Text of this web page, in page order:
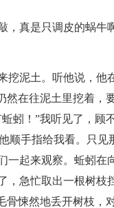
，真是只调皮的蜗牛
挖泥土。听他说，他
然在往泥土里挖着，
蚓！”我听见了，顾
顺手指给我看。只见
一起来观察。蚯蚓在
急忙取出一根树枝
骨悚然地丢开树枝，